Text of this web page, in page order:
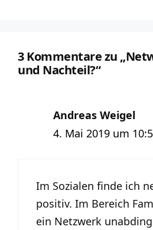
3 Kommentare zu
und Nachteil?“
Andreas Weigel
4. Mai 2019 um
Im Sozialen finde ich
positiv. Im Bereich
ein Netzwerk